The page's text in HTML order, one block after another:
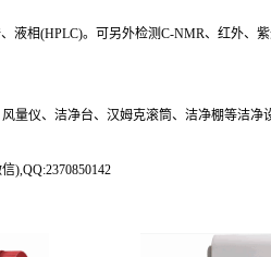
液相(HPLC)。可另外检测C-NMR、红外、
量仪、洁净台、汉姆克滚筒、洁净棚等洁
),QQ:2370850142